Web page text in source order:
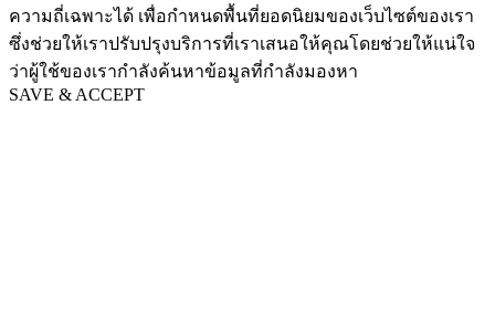
ความถี่เฉพาะได้ เพื่อกำหนดพื้นที่ยอดนิยมของเว็บไซต์ของเรา
ซึ่งช่วยให้เราปรับปรุงบริการที่เราเสนอให้คุณโดยช่วยให้แน่ใจ
ว่าผู้ใช้ของเรากำลังค้นหาข้อมูลที่กำลังมองหา
SAVE & ACCEPT